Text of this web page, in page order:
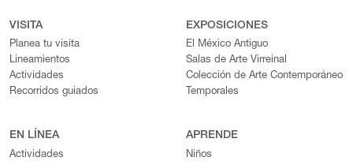
VISITA
Planea tu visita
Lineamientos
Actividades
Recorridos guiados
EXPOSICIONES
El México Antiguo
Salas de Arte Virreinal
Colección de Arte Contemporáneo
Temporales
EN LÍNEA
Actividades
APRENDE
Niños